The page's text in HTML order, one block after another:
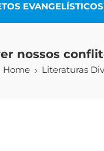
EVANGELÍSTICOS
nossos
Home Literaturas